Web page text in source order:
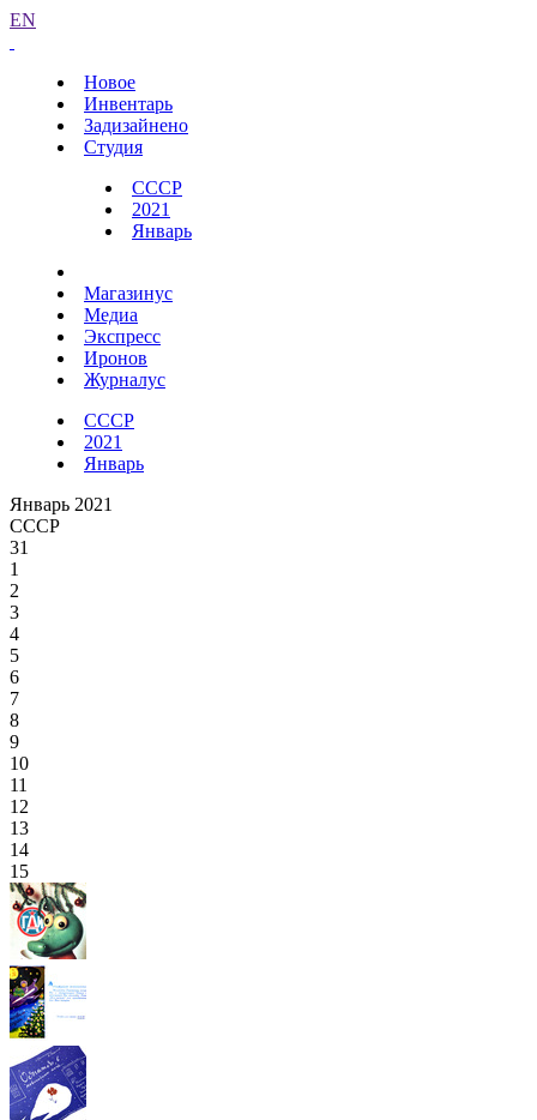
EN
Новое
Инвентарь
Задизайнено
Студия
СССР
2021
Январь
Магазинус
Медиа
Экспресс
Иронов
Журналус
СССР
2021
Январь
Январь 2021
СССР
31
1
2
3
4
5
6
7
8
9
10
11
12
13
14
15